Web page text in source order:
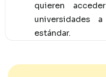
quieren
universidades
estándar.